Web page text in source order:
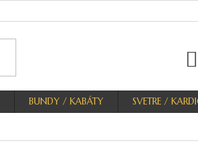
BUNDY / KABÁTY SVETRE /